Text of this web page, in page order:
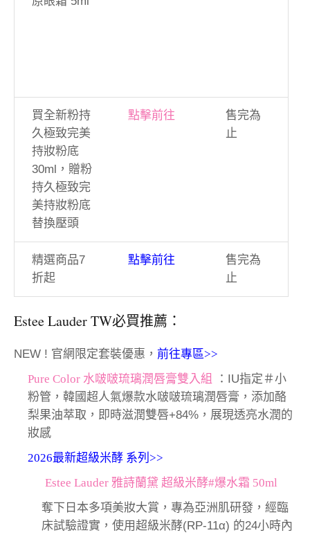
買全新粉持
久極致完美
持妝粉底
30ml，贈粉
持久極致完
美持妝粉底
替換壓頭
點擊前往
售完為
止
精選商品7
折起
點擊前往
售完為
止
Estee Lauder TW必買推薦：
NEW ! 官網限定套裝優惠， 前往專區>>
Pure Color 水啵啵琉璃潤唇膏雙入組
：IU指定＃小
粉管，韓國超人氣爆款水啵啵琉璃潤唇膏，添加酪
梨果油萃取，即時滋潤雙唇+84%，展現透亮水潤的
妝感
2026最新超級米酵 系列>>
Estee Lauder 雅詩蘭黛 超級米酵#爆水霜 50ml
奪下日本多項美妝大賞，專為亞洲肌研發，經臨
床試驗證實，使用超級米酵(RP-11α) 的24小時內